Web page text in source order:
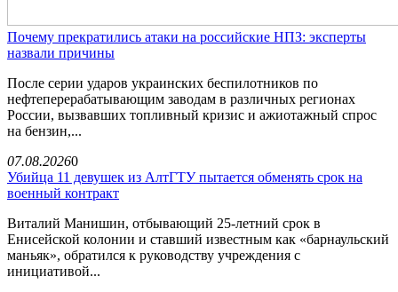
Почему прекратились атаки на российские НПЗ: эксперты
назвали причины
После серии ударов украинских беспилотников по
нефтеперерабатывающим заводам в различных регионах
России, вызвавших топливный кризис и ажиотажный спрос
на бензин,...
07.08.20260
Убийца 11 девушек из АлтГТУ пытается обменять срок на
военный контракт
Виталий Манишин, отбывающий 25-летний срок в
Енисейской колонии и ставший известным как «барнаульский
маньяк», обратился к руководству учреждения с
инициативой...